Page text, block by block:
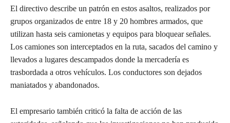
El directivo describe un patrón en estos asaltos, realizados por
grupos organizados de entre 18 y 20 hombres armados, que
utilizan hasta seis camionetas y equipos para bloquear señales.
Los camiones son interceptados en la ruta, sacados del camino y
llevados a lugares descampados donde la mercadería es
trasbordada a otros vehículos. Los conductores son dejados
maniatados y abandonados.
El empresario también criticó la falta de acción de las